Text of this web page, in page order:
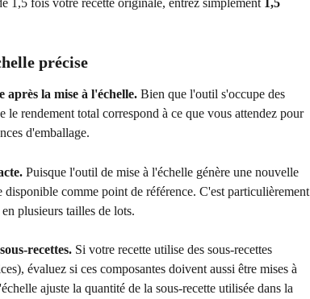
précise
après la mise à l'échelle. Bien que l'outil s'occupe des
rendement total correspond à ce que vous attendez pour
d'emballage.
Puisque l'outil de mise à l'échelle génère une nouvelle
comme point de référence. C'est particulièrement
plusieurs tailles de lots.
recettes. Si votre recette utilise des sous-recettes
évaluez si ces composantes doivent aussi être mises à
ajuste la quantité de la sous-recette utilisée dans la